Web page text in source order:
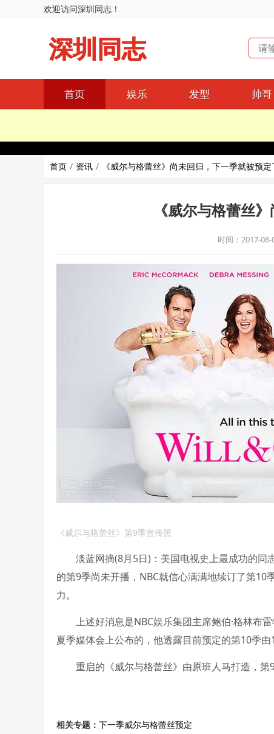
欢迎访问深圳同志！
深圳同志
首页 娱乐 发型 帅哥
首页
资讯 《威尔与格蕾丝》尚未回归，下一季就被预定
《威尔与格蕾丝
时间：2017-08-
《威尔与格蕾丝》第9季宣传照
淡蓝网摘(8月5日)：美国电视史上最成功的同
的第9季尚未开播，NBC就信心满满地续订了第
力。
上述好消息是NBC娱乐集团主席鲍伯·格林布
夏季媒体会上公布的，他透露目前预定的第10季
重启的《威尔与格蕾丝》由原班人马打造，第9
相关专题： 下一季威尔与格蕾丝预定